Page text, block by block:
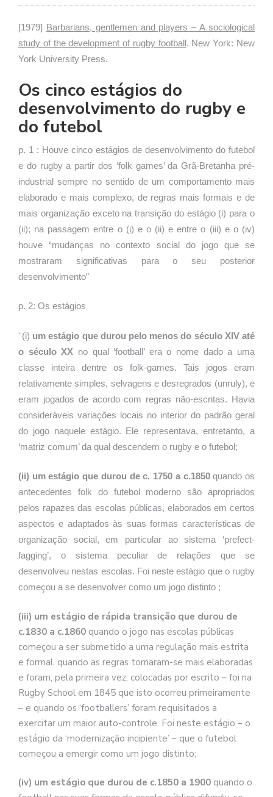
[1979] Barbarians, gentlemen and players – A sociological
study of the development of rugby football. New York: New
York University Press.
Os cinco estágios do
desenvolvimento do rugby e
do futebol
p. 1 : Houve cinco estágios de desenvolvimento do futebol
e do rugby a partir dos ‘folk games’ da Grã-Bretanha pré-
industrial sempre no sentido de um comportamento mais
elaborado e mais complexo, de regras mais formais e de
mais organização exceto na transição do estágio (i) para o
(ii); na passagem entre o (i) e o (ii) e entre o (iii) e o (iv)
houve “mudanças no contexto social do jogo que se
mostraram significativas para o seu posterior
desenvolvimento”
p. 2: Os estágios
“(i) um estágio que durou pelo menos do século XIV até
o século XX no qual ‘football’ era o nome dado a uma
classe inteira dentre os folk-games. Tais jogos eram
relativamente simples, selvagens e desregrados (unruly), e
eram jogados de acordo com regras não-escritas. Havia
consideráveis variações locais no interior do padrão geral
do jogo naquele estágio. Ele representava, entretanto, a
‘matriz comum’ da qual descendem o rugby e o futebol;
(ii) um estágio que durou de c. 1750 a c.1850quando os
antecedentes folk do futebol moderno são apropriados
pelos rapazes das escolas públicas, elaborados em certos
aspectos e adaptados às suas formas características de
organização social, em particular ao sistema ‘prefect-
fagging’, o sistema peculiar de relações que se
desenvolveu nestas escolas. Foi neste estágio que o rugby
começou a se desenvolver como um jogo distinto ;
(iii) um estágio de rápida transição que durou de
c.1830 a c.1860 quando o jogo nas escolas públicas
começou a ser submetido a uma regulação mais estrita
e formal, quando as regras tornaram-se mais elaboradas
e foram, pela primeira vez, colocadas por escrito – foi na
Rugby School em 1845 que isto ocorreu primeiramente
– e quando os ‘footballers’ foram requisitados a
exercitar um maior auto-controle. Foi neste estágio – o
estágio da ‘modernização incipiente’ – que o futebol
começou a emergir como um jogo distinto;
(iv) um estágio que durou de c.1850 a 1900 quando o